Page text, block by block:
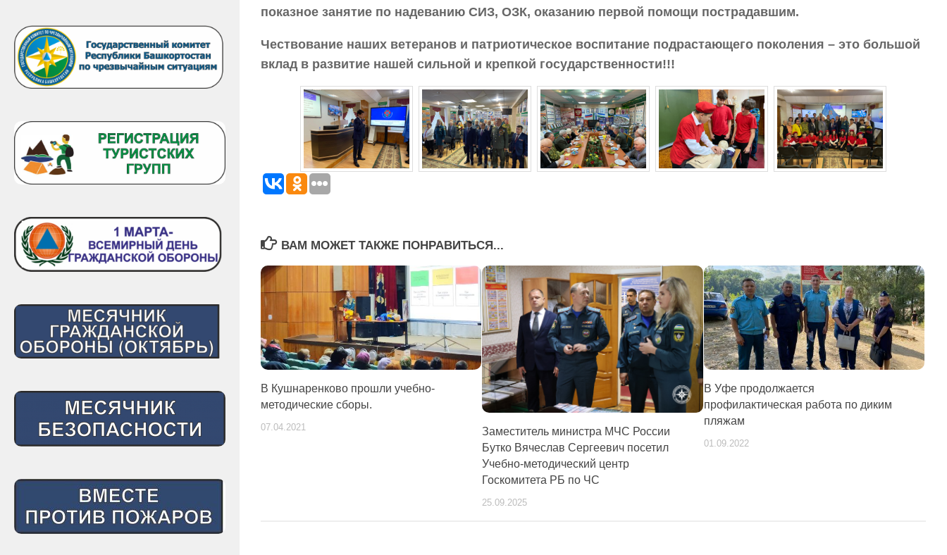
показное занятие по надеванию СИЗ, ОЗК, оказанию первой помощи пострадавшим.
Чествование наших ветеранов и патриотическое воспитание подрастающего поколения – это большой
вклад в развитие нашей сильной и крепкой государственности!!!
ВАМ МОЖЕТ ТАКЖЕ ПОНРАВИТЬСЯ...
В Кушнаренково прошли учебно-
методические сборы.
07.04.2021
Заместитель министра МЧС России
Бутко Вячеслав Сергеевич посетил
Учебно-методический центр
Госкомитета РБ по ЧС
25.09.2025
В Уфе продолжается
профилактическая работа по диким
пляжам
01.09.2022